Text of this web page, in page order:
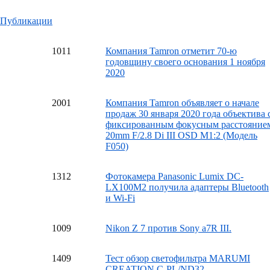
Публикации
1011
Компания Tamron отметит 70-ю
годовщину своего основания 1 ноября
2020
2001
Компания Tamron объявляет о начале
продаж 30 января 2020 года объектива
фиксированным фокусным
20mm F/2.8 Di III OSD M1:2 (Модель
F050)
1312
Фотокамера Panasonic Lumix DC-
LX100M2 получила адаптеры Bluetooth
и Wi-Fi
1009 Nikon Z 7 против Sony a7R III.
1409
Тест обзор светофильтра MARUMI